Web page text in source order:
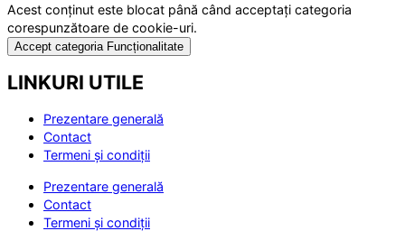
Acest conținut este blocat până când acceptați categoria
corespunzătoare de cookie-uri.
Accept categoria Funcționalitate
LINKURI UTILE
Prezentare generală
Contact
Termeni și condiții
Prezentare generală
Contact
Termeni și condiții